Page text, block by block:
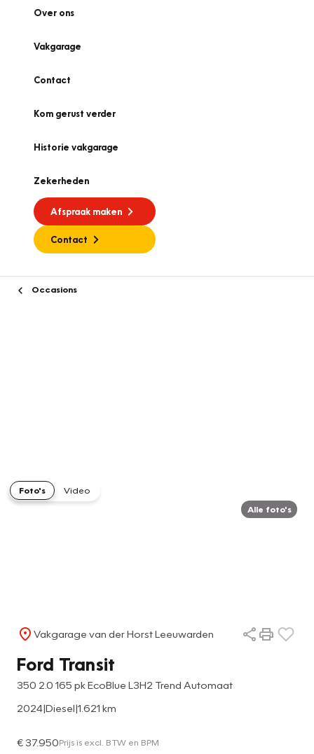
Over ons
Vakgarage
Contact
Kom gerust verder
Historie vakgarage
Zekerheden
Afspraak maken
Contact
Occasions
Foto's
Video
Alle foto's
Vakgarage van der Horst Leeuwarden
Ford Transit
350 2.0 165 pk EcoBlue L3H2 Trend Automaat
2024|Diesel|1.621 km
€ 37.950Prijs is excl. BTW en BPM